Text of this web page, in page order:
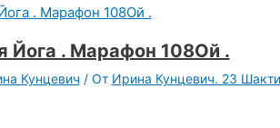
Йога . Марафон 108Ой .
Кунцевич / От Ирина Кунцевич. 23 Шакти